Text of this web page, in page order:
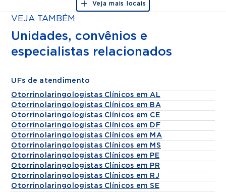
Veja mais locais
VEJA TAMBÉM
Unidades, convênios e
especialistas relacionados
UFs de atendimento
Otorrinolaringologistas Clínicos em AL
Otorrinolaringologistas Clínicos em BA
Otorrinolaringologistas Clínicos em CE
Otorrinolaringologistas Clínicos em DF
Otorrinolaringologistas Clínicos em MA
Otorrinolaringologistas Clínicos em MS
Otorrinolaringologistas Clínicos em PE
Otorrinolaringologistas Clínicos em PR
Otorrinolaringologistas Clínicos em RJ
Otorrinolaringologistas Clínicos em SE